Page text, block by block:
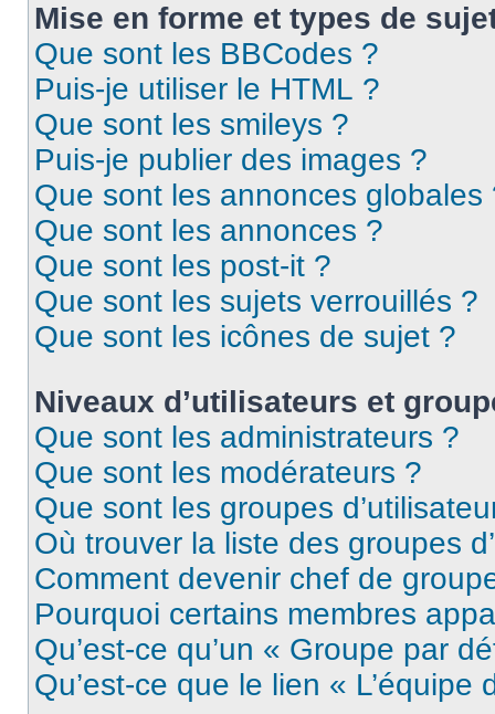
Mise en forme et types de
Que sont les BBCodes ?
Puis-je utiliser le HTML ?
Que sont les smileys ?
Puis-je publier des images ?
Que sont les annonces globales
Que sont les annonces ?
Que sont les post-it ?
Que sont les sujets verrouillés ?
Que sont les icônes de sujet ?
Niveaux d’utilisateurs et
Que sont les administrateurs ?
Que sont les modérateurs ?
Que sont les groupes
Où trouver la liste des groupes
Comment devenir chef de
Pourquoi certains membres
Qu’est-ce qu’un « Groupe par
Qu’est-ce que le lien « L’équipe